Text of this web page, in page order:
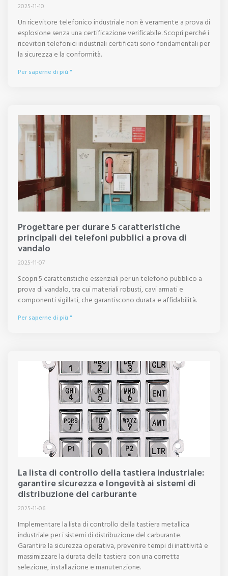
2025-11-10
Un ricevitore telefonico industriale non è veramente a prova di
esplosione senza una certificazione verificabile. Scopri perché i
ricevitori telefonici industriali certificati sono fondamentali per
la sicurezza e la conformità.
Per saperne di più "
Progettare per durare 5 caratteristiche
principali dei telefoni pubblici a prova di
vandalo
2025-11-07
Scopri 5 caratteristiche essenziali per un telefono pubblico a
prova di vandalo, tra cui materiali robusti, cavi armati e
componenti sigillati, che garantiscono durata e affidabilità.
Per saperne di più "
La lista di controllo della tastiera industriale:
garantire sicurezza e longevità ai sistemi di
distribuzione del carburante
2025-11-06
Implementare la lista di controllo della tastiera metallica
industriale per i sistemi di distribuzione del carburante.
Garantire la sicurezza operativa, prevenire tempi di inattività e
massimizzare la durata della tastiera con una corretta
selezione, installazione e manutenzione.